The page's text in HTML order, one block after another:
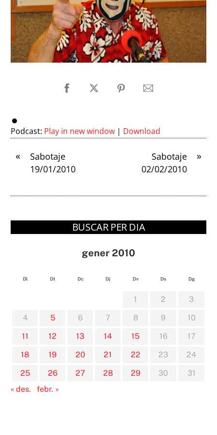
Podcast: Play in new window | Download
«
Sabotaje
19/01/2010
»
Sabotaje
02/02/2010
BUSCAR PER DIA
gener 2010
Dl Dt Dc Dj Dv Ds Dg
1 2
3
4
5 6 7 8 9
10
11
12 13 14 15 16
17
18
19 20 21 22 23
24
25
26 27 28 29 30
31
« des.
febr. »